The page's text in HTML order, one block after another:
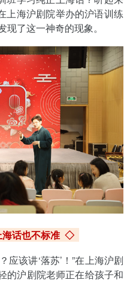
上海沪剧院举办的沪语训练
现了这一神奇的现象。
话也不标准 ◇
应该讲‘落苏’！”在上海沪剧
的沪剧院老师正在给孩子和